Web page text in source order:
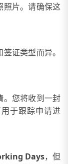
照片。请确保这
证类型而异。
。您将收到一封
于跟踪申请进
Days，但